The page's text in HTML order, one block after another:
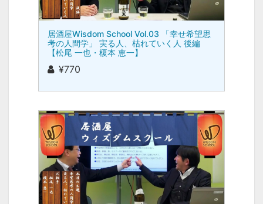
居酒屋Wisdom School Vol.03 「幸せ希望思
考の人間学」 実る人、枯れていく人 後編
【松尾 一也・榎本 恵一】
¥770